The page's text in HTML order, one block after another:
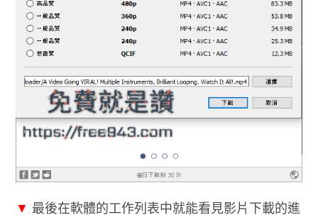
▼ 最後在軟體的工作列表中就能看見影片下載的進